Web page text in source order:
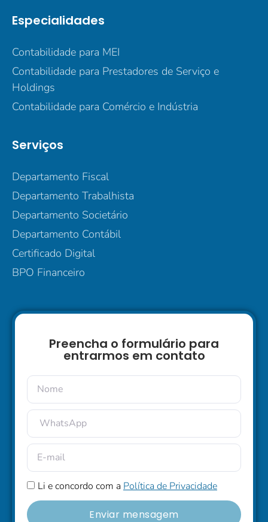
Especialidades
Contabilidade para MEI
Contabilidade para Prestadores de Serviço e
Holdings
Contabilidade para Comércio e Indústria
Serviços
Departamento Fiscal
Departamento Trabalhista
Departamento Societário
Departamento Contábil
Certificado Digital
BPO Financeiro
Preencha o formulário para
entrarmos em contato
Li e concordo com a Política de Privacidade
Enviar mensagem